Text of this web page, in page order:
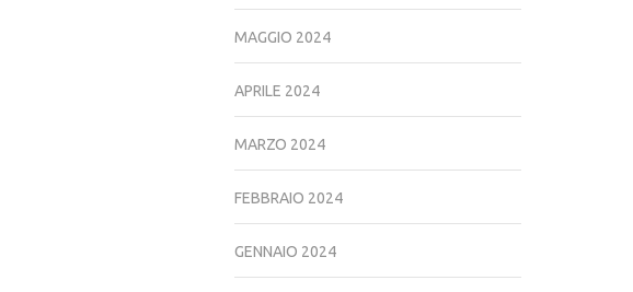
MAGGIO 2024
APRILE 2024
MARZO 2024
FEBBRAIO 2024
GENNAIO 2024